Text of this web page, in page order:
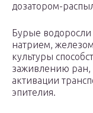
дозатором-
Бурые водоросли
натрием,
культуры
заживлению ран,
активации
эпителия.